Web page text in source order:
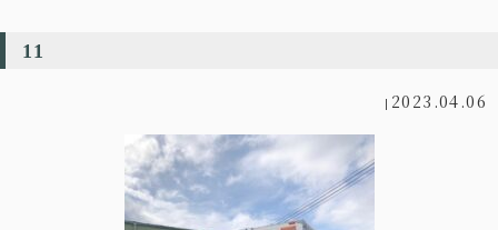
11
| 2023.04.06